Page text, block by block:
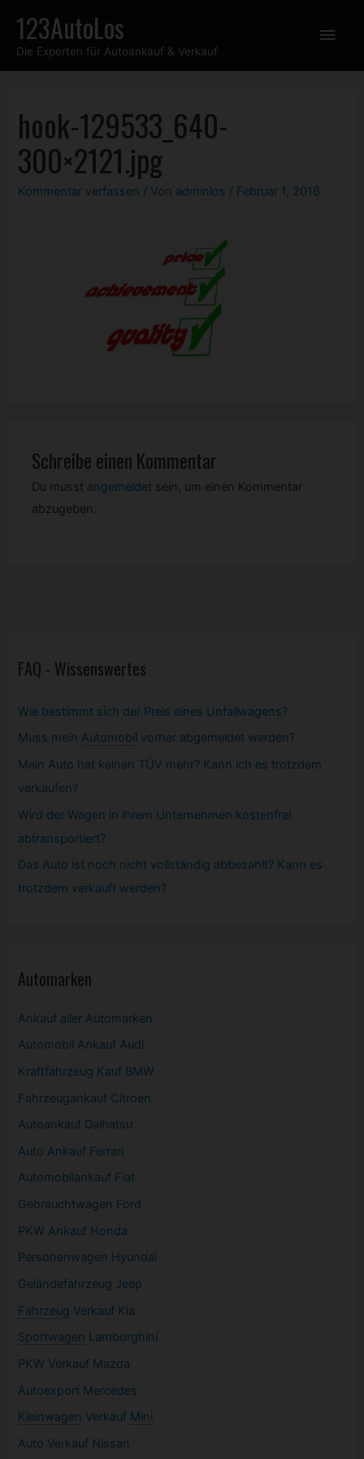
Inhalt
springen
123AutoLos
Die Experten für Autoankauf & Verkauf
hook-129533_640-
300×2121.jpg
Kommentar verfassen / Von adminlos / Februar 1, 2016
Schreibe einen Kommentar
Du musst angemeldet sein, um einen Kommentar
abzugeben.
FAQ - Wissenswertes
Wie bestimmt sich der Preis eines Unfallwagens?
Muss mein Automobil vorher abgemeldet werden?
Mein Auto hat keinen TÜV mehr? Kann ich es trotzdem
verkaufen?
Wird der Wagen in ihrem Unternehmen kostenfrei
abtransportiert?
Das Auto ist noch nicht vollständig abbezahlt? Kann es
trotzdem verkauft werden?
Automarken
Ankauf aller Automarken
Automobil Ankauf Audi
Kraftfahrzeug Kauf BMW
Fahrzeugankauf Citroen
Autoankauf Daihatsu
Auto Ankauf Ferrari
Automobilankauf Fiat
Gebrauchtwagen Ford
PKW Ankauf Honda
Personenwagen Hyundai
Geländefahrzeug Jeep
Fahrzeug Verkauf Kia
Sportwagen Lamborghini
PKW Verkauf Mazda
Autoexport Mercedes
Kleinwagen Verkauf Mini
Auto Verkauf Nissan